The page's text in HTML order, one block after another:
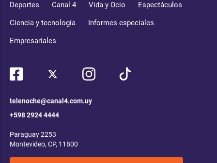
Deportes Canal 4 Vida y Ocio Espectáculos
Ciencia y tecnología Informes especiales
Empresariales
telenoche@canal4.com.uy
+598 2924 4444
Paraguay 2253
Montevideo, CP, 11800